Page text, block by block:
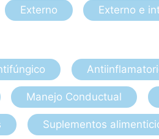
Externo Externo e
Manejo Conductual
Suplementos